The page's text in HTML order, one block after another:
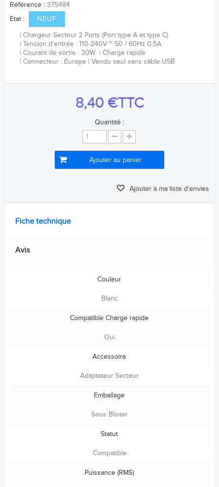
Référence : 375484
Etat :
NEUF
Chargeur Secteur 2 Ports (Port type A et type C)
Tension d'entrée : 110-240V ~ 50 / 60Hz 0.5A
Courant de sortie : 30W
Charge rapide
Connecteur : Europe
Vendu seul sans câble USB
8,40 €TTC
Quantité :
Ajouter au panier
Ajouter à ma liste d'envies
Fiche technique
Avis
Couleur
Blanc
Compatible Charge rapide
Oui
Accessoire
Adaptateur Secteur
Emballage
Sous Blister
Statut
Compatible
Puissance (RMS)